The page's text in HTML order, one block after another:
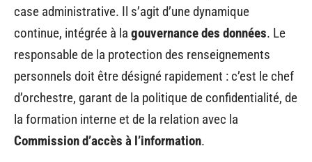
case administrative. Il s’agit d’une dynamique
continue, intégrée à la gouvernance des données. Le
responsable de la protection des renseignements
personnels doit être désigné rapidement : c’est le chef
d’orchestre, garant de la politique de confidentialité, de
la formation interne et de la relation avec la
Commission d’accès à l’information.